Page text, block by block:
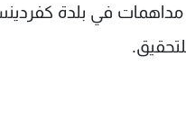
مداهمات في بلدة